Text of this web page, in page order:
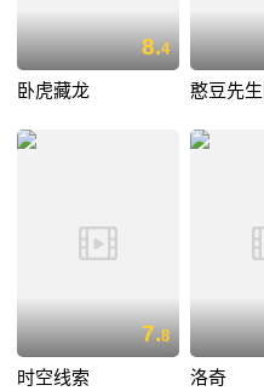
8.4
卧虎藏龙 憨豆先
7.8
时空线索 洛奇